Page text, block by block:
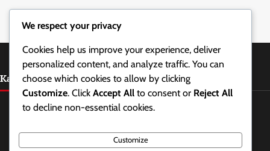
Kategorier
Battle.net Kodeinnløsning
Stige Sesong Belønninger
We respect your privacy
Cookies help us improve your experience, deliver
personalized content, and analyze traffic. You can
choose which cookies to allow by clicking
Customize. Click Accept All to consent or Reject All
to decline non-essential cookies.
Customize